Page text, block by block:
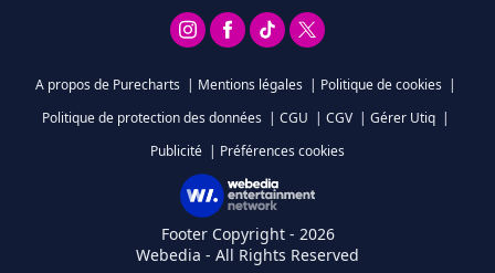
A propos de Purecharts | Mentions légales | Politique de cookies |
Politique de protection des données | CGU | CGV | Gérer Utiq |
Publicité | Préférences cookies
Footer Copyright - 2026
Webedia - All Rights Reserved